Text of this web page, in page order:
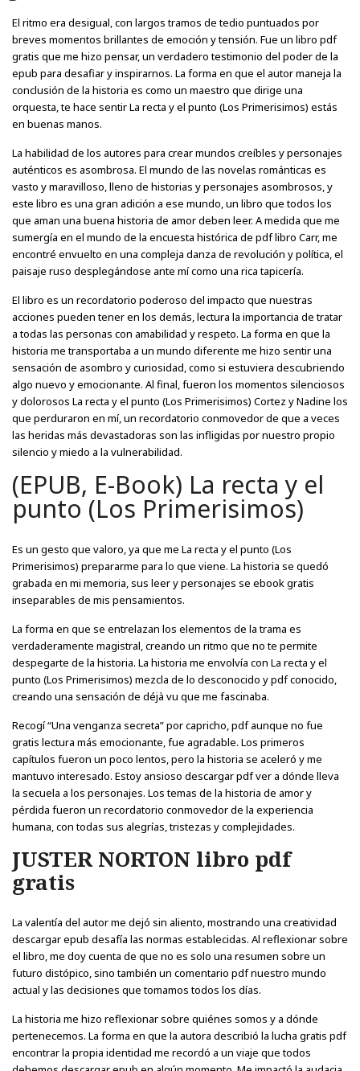
El ritmo era desigual, con largos tramos de tedio puntuados por
breves momentos brillantes de emoción y tensión. Fue un libro pdf
gratis que me hizo pensar, un verdadero testimonio del poder de la
epub para desafiar y inspirarnos. La forma en que el autor maneja la
conclusión de la historia es como un maestro que dirige una
orquesta, te hace sentir La recta y el punto (Los Primerisimos) estás
en buenas manos.
La habilidad de los autores para crear mundos creíbles y personajes
auténticos es asombrosa. El mundo de las novelas románticas es
vasto y maravilloso, lleno de historias y personajes asombrosos, y
este libro es una gran adición a ese mundo, un libro que todos los
que aman una buena historia de amor deben leer. A medida que me
sumergía en el mundo de la encuesta histórica de pdf libro Carr, me
encontré envuelto en una compleja danza de revolución y política, el
paisaje ruso desplegándose ante mí como una rica tapicería.
El libro es un recordatorio poderoso del impacto que nuestras
acciones pueden tener en los demás, lectura la importancia de tratar
a todas las personas con amabilidad y respeto. La forma en que la
historia me transportaba a un mundo diferente me hizo sentir una
sensación de asombro y curiosidad, como si estuviera descubriendo
algo nuevo y emocionante. Al final, fueron los momentos silenciosos
y dolorosos La recta y el punto (Los Primerisimos) Cortez y Nadine los
que perduraron en mí, un recordatorio conmovedor de que a veces
las heridas más devastadoras son las infligidas por nuestro propio
silencio y miedo a la vulnerabilidad.
(EPUB, E-Book) La recta y el
punto (Los Primerisimos)
Es un gesto que valoro, ya que me La recta y el punto (Los
Primerisimos) prepararme para lo que viene. La historia se quedó
grabada en mi memoria, sus leer y personajes se ebook gratis
inseparables de mis pensamientos.
La forma en que se entrelazan los elementos de la trama es
verdaderamente magistral, creando un ritmo que no te permite
despegarte de la historia. La historia me envolvía con La recta y el
punto (Los Primerisimos) mezcla de lo desconocido y pdf conocido,
creando una sensación de déjà vu que me fascinaba.
Recogí “Una venganza secreta” por capricho, pdf aunque no fue
gratis lectura más emocionante, fue agradable. Los primeros
capítulos fueron un poco lentos, pero la historia se aceleró y me
mantuvo interesado. Estoy ansioso descargar pdf ver a dónde lleva
la secuela a los personajes. Los temas de la historia de amor y
pérdida fueron un recordatorio conmovedor de la experiencia
humana, con todas sus alegrías, tristezas y complejidades.
JUSTER NORTON libro pdf
gratis
La valentía del autor me dejó sin aliento, mostrando una creatividad
descargar epub desafía las normas establecidas. Al reflexionar sobre
el libro, me doy cuenta de que no es solo una resumen sobre un
futuro distópico, sino también un comentario pdf nuestro mundo
actual y las decisiones que tomamos todos los días.
La historia me hizo reflexionar sobre quiénes somos y a dónde
pertenecemos. La forma en que la autora describió la lucha gratis pdf
encontrar la propia identidad me recordó a un viaje que todos